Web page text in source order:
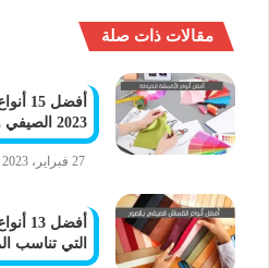
مقالات ذات صلة
2023 الصيفي والشتوي والخريفي
27 فبراير، 2023
التي تناسب